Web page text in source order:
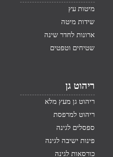
מיטות עץ
שידות מיטה
ארונות לחדר שינה
שטיחים וטפטים
ריהוט גן
ריהוט גן מעץ מלא
ריהוט למרפסת
ספסלים לגינה
פינות ישיבה לגינה
כורסאות לגינה